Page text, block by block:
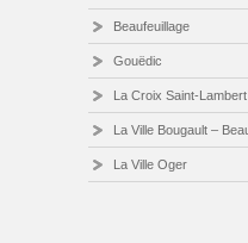
Beaufeuillage
Gouëdic
La Croix Saint-Lambert
La Ville Bougault –
La Ville Oger